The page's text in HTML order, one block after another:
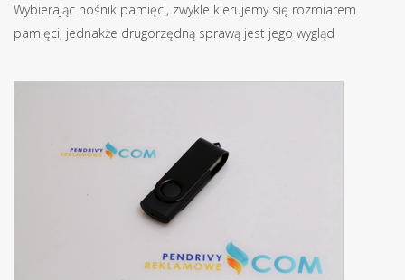
Wybierając nośnik pamięci, zwykle kierujemy się rozmiarem
pamięci, jednakże drugorzędną sprawą jest jego wygląd